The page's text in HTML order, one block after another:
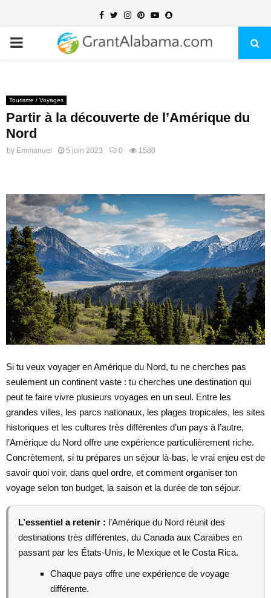
Facebook
TwitterInstagram
PinterestYoutubeSnapchat
PRIMARY
Tourisme / Voyages
Partir à la découverte de l’Amérique du
Nord
by Emmanuel 5 juin 2023 0 1580
Si tu veux voyager en Amérique du Nord, tu ne cherches pas
seulement un continent vaste : tu cherches une destination qui
peut te faire vivre plusieurs voyages en un seul. Entre les
grandes villes, les parcs nationaux, les plages tropicales, les sites
historiques et les cultures très différentes d’un pays à l’autre,
l’Amérique du Nord offre une expérience particulièrement riche.
Concrètement, si tu prépares un séjour là-bas, le vrai enjeu est de
savoir quoi voir, dans quel ordre, et comment organiser ton
voyage selon ton budget, la saison et la durée de ton séjour.
L’essentiel a retenir : l’Amérique du Nord réunit des
destinations très différentes, du Canada aux Caraïbes en
passant par les États-Unis, le Mexique et le Costa Rica.
Chaque pays offre une expérience de voyage
différente.